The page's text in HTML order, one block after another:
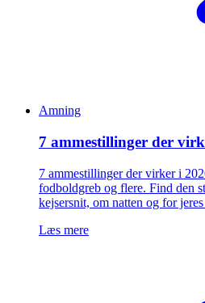
Amning
7 ammestillinger der
7 ammestillinger der virker i
fodboldgreb og flere. Find den
kejsersnit, om natten og for
Læs mere